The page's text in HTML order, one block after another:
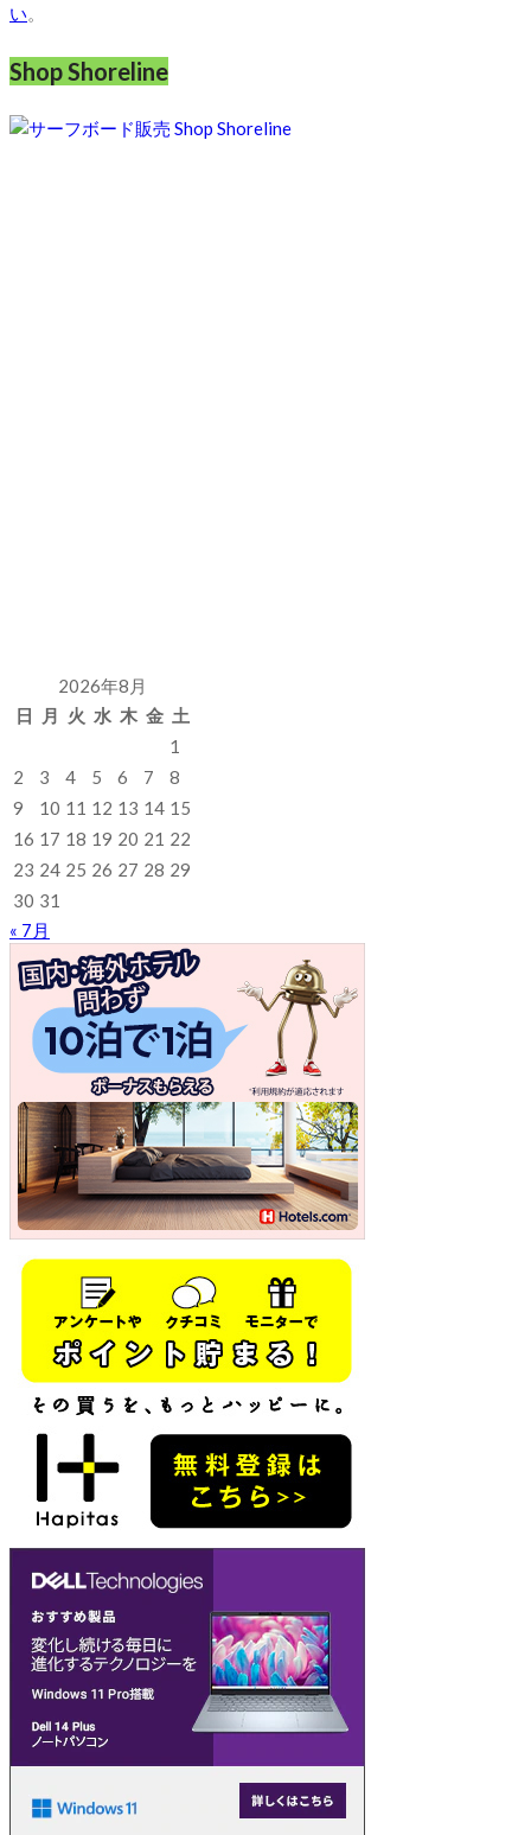
い。
Shop Shoreline
2026年8月
日
月 火 水 木 金 土
1
2
3 4 5 6 7
8
9
10 11 12 13 14 15
16 17 18 19 20 21 22
23 24 25 26 27 28 29
30 31
« 7月